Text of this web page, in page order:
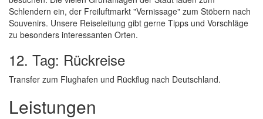
Schlendern ein, der Freiluftmarkt "Vernissage" zum Stöbern nach
Souvenirs. Unsere Reiseleitung gibt gerne Tipps und Vorschläge
zu besonders interessanten Orten.
12. Tag: Rückreise
Transfer zum Flughafen und Rückflug nach Deutschland.
Leistungen